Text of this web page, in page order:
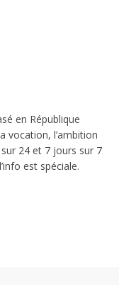
en République
vocation, l’ambition
24 et 7 jours sur 7
est spéciale.